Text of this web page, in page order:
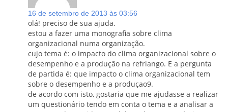
16 de setembro de 2013 às 03:56
olá! preciso de sua ajuda.
estou a fazer uma monografia sobre clima
organizacional numa organização.
cujo tema é: o impacto do clima organizacional sobre o
desempenho e a produção na refriango. E a pergunta
de partida é: que impacto o clima organizacional tem
sobre o desempenho e a produçao9.
de acordo com isto, gostaria que me ajudasse a realizar
um questionário tendo em conta o tema e a analisar a